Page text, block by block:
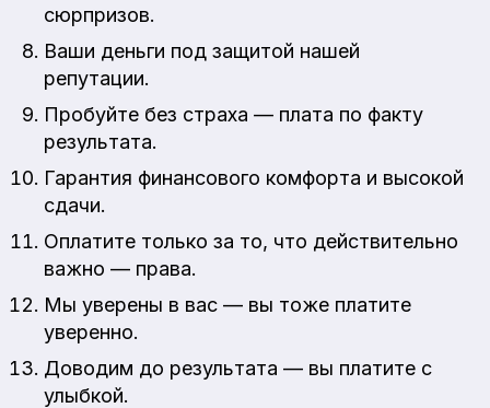
сюрпризов.
Ваши деньги под защитой нашей
репутации.
Пробуйте без страха — плата по факту
результата.
Гарантия финансового комфорта и высокой
сдачи.
Оплатите только за то, что действительно
важно — права.
Мы уверены в вас — вы тоже платите
уверенно.
Доводим до результата — вы платите с
улыбкой.